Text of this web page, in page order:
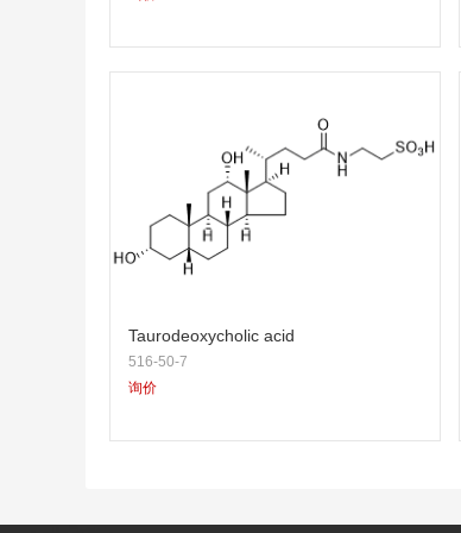
Taurodeoxycholic acid
516-50-7
询价